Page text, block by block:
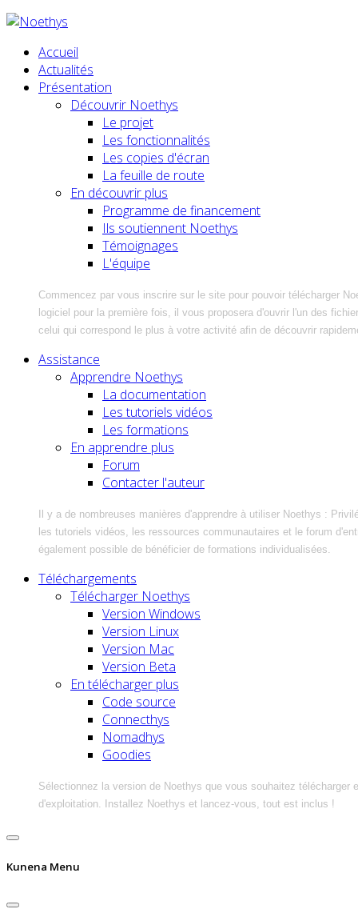
Accueil
Actualités
Présentation
Découvrir Noethys
Le projet
Les fonctionnalités
Les copies d'écran
La feuille de route
En découvrir plus
Programme de financement
Ils soutiennent Noethys
Témoignages
L'équipe
Commencez par vous inscrire sur le site pour pouvoir télécharger
logiciel pour la première fois, il vous proposera d'ouvrir l'un des
celui qui correspond le plus à votre activité afin de découvrir
Assistance
Apprendre Noethys
La documentation
Les tutoriels vidéos
Les formations
En apprendre plus
Forum
Contacter l'auteur
Il y a de nombreuses manières d'apprendre à utiliser Noethys :
les tutoriels vidéos, les ressources communautaires et le forum
également possible de bénéficier de formations individualisées.
Téléchargements
Télécharger Noethys
Version Windows
Version Linux
Version Mac
Version Beta
En télécharger plus
Code source
Connecthys
Nomadhys
Goodies
Sélectionnez la version de Noethys que vous souhaitez télécharger
d'exploitation. Installez Noethys et lancez-vous, tout est inclus !
Kunena Menu